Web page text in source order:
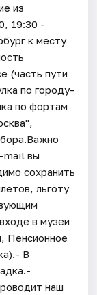
из
19:30 -
к месту
(часть пути
по городу-
по фортам
mail вы
сохранить
льготу
в музеи
Пенсионное
В
наш